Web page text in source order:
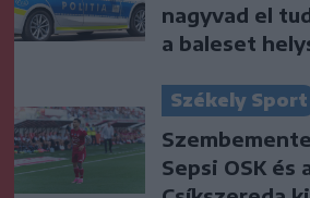
nagyvad el
a baleset
Székely Sport
Sepsi OSK és